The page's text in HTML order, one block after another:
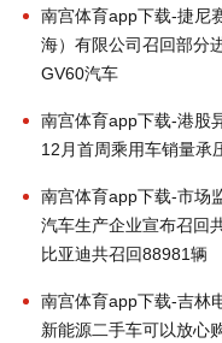
南宫体育app下载-捷尼
海）有限公司召回部分
GV60汽车
南宫体育app下载-港股
12月首周乘用车销量承
南宫体育app下载-市场
汽车生产企业宣布召回
比亚迪共召回88981辆
南宫体育app下载-吉林
新能源二手车可以放心